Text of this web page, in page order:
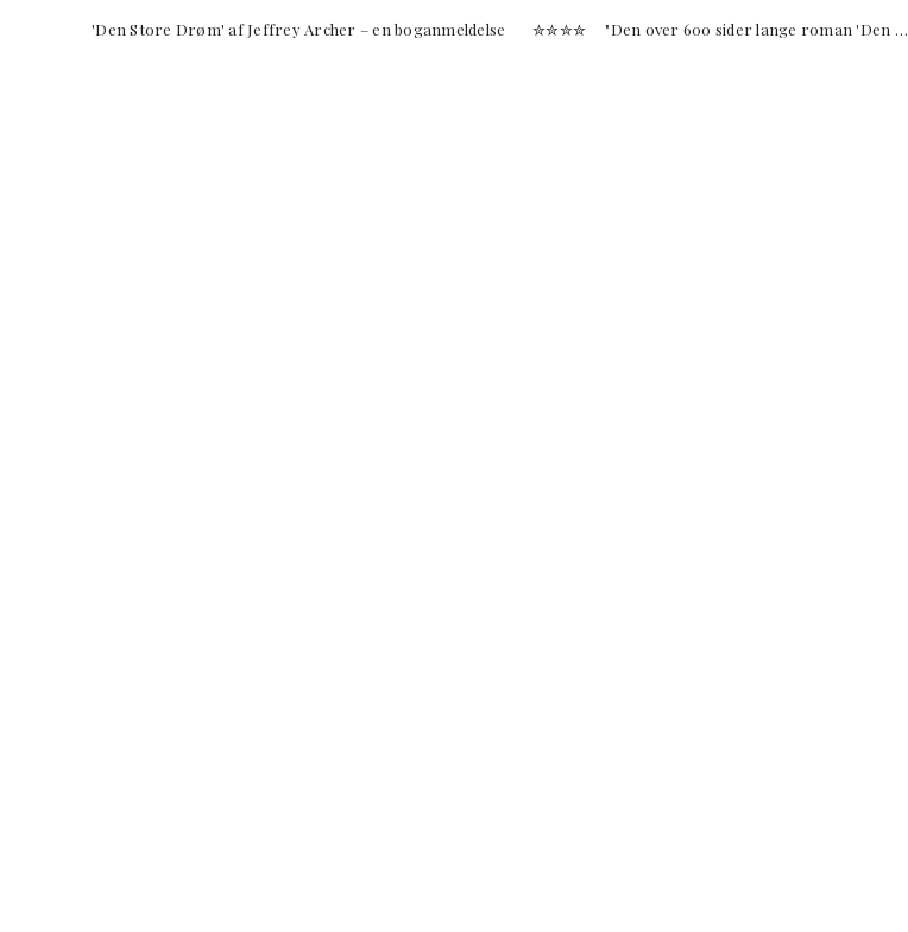
'Den Store Drøm' af Jeffrey Archer – en boganmeldelse ✮✮✮✮ "Den over 600 sider lange roman 'Den …